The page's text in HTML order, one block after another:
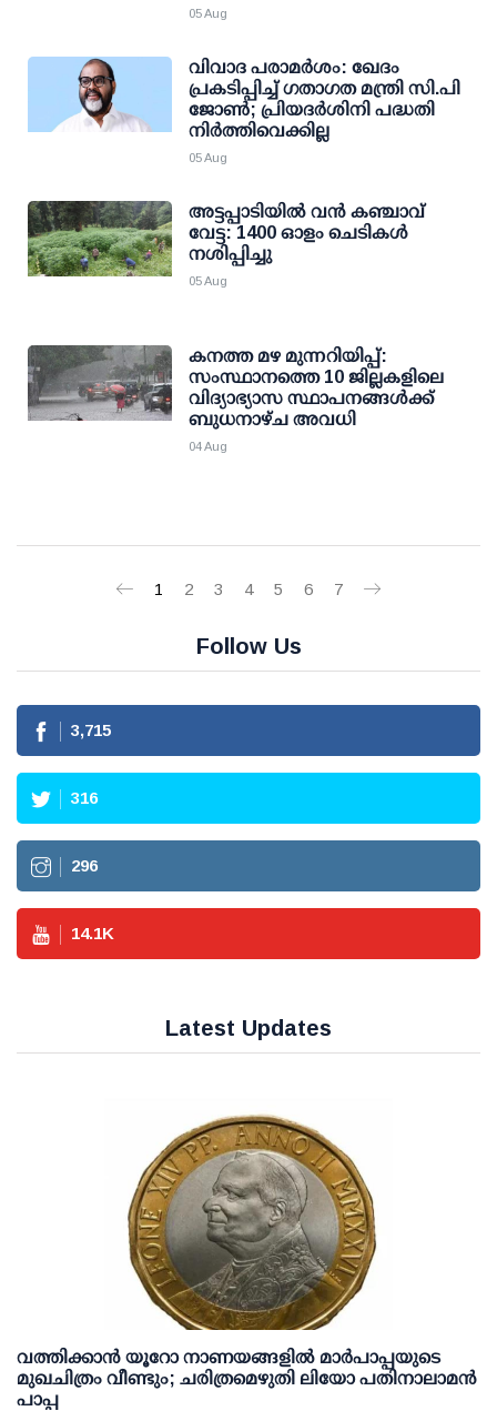
05 Aug
വിവാദ പരാമര്‍ശം: ഖേദം
പ്രകടിപ്പിച്ച് ഗതാഗത മന്ത്രി സി.പി
ജോണ്‍; പ്രിയദര്‍ശിനി പദ്ധതി
നിര്‍ത്തിവെക്കില്ല
05 Aug
അട്ടപ്പാടിയില്‍ വന്‍ കഞ്ചാവ്
വേട്ട: 1400 ഓളം ചെടികള്‍
നശിപ്പിച്ചു
05 Aug
കനത്ത മഴ മുന്നറിയിപ്പ്:
സംസ്ഥാനത്തെ 10 ജില്ലകളിലെ
വിദ്യാഭ്യാസ സ്ഥാപനങ്ങള്‍ക്ക്
ബുധനാഴ്ച അവധി
04 Aug
1 2 3 4 5 6 7
Follow Us
3,715
316
296
14.1K
Latest Updates
വത്തിക്കാൻ യൂറോ നാണയങ്ങളിൽ മാർപാപ്പയുടെ
മുഖചിത്രം വീണ്ടും; ചരിത്രമെഴുതി ലിയോ പതിനാലാമൻ
പാപ്പ